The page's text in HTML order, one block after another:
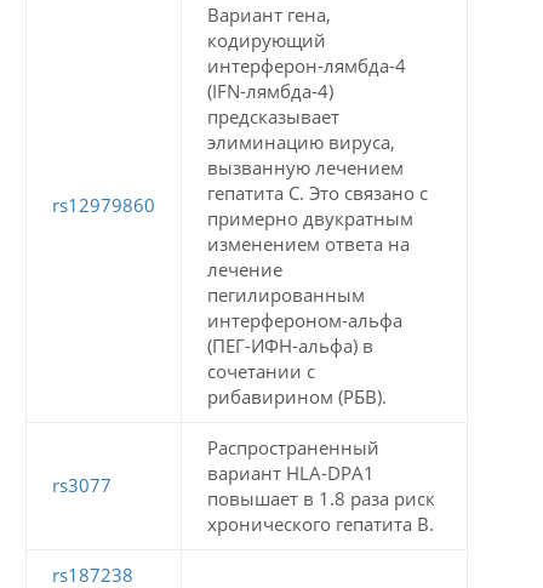
rs12979860
Вариант гена,
кодирующий
интерферон-лямбда-4
(IFN-лямбда-4)
предсказывает
элиминацию вируса,
вызванную лечением
гепатита С. Это связано с
примерно двукратным
изменением ответа на
лечение
пегилированным
интерфероном-альфа
(ПЕГ-ИФН-альфа) в
сочетании с
рибавирином (РБВ).
rs3077
Распространенный
вариант HLA-DPA1
повышает в 1.8 раза риск
хронического гепатита В.
rs187238